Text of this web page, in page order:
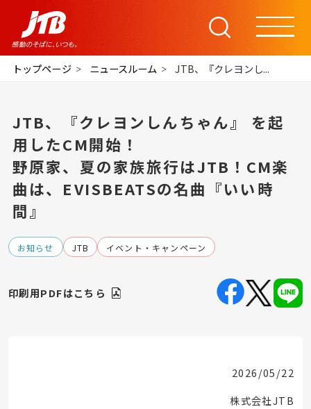
トップページ ニュースルーム JTB、『クレヨンし...
JTB、『クレヨンしんちゃん』 を起
用したCM開始！
野原家、夏の家族旅行はJTB！CM楽
曲は、EVISBEATSの名曲『いい時
間』
お知らせ JTB イベント・キャンペーン
印刷用PDFはこちら
2026/05/22
株式会社JTB